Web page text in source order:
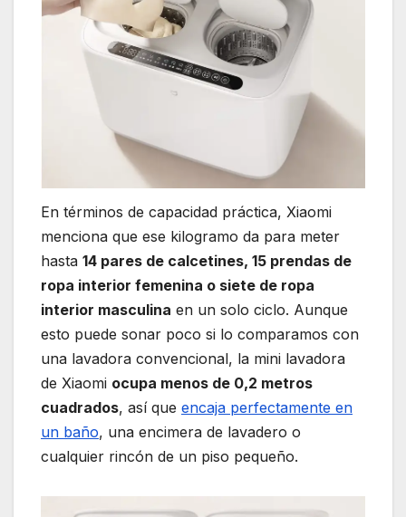
En términos de capacidad práctica, Xiaomi
menciona que ese kilogramo da para meter
hasta 14 pares de calcetines, 15 prendas de
ropa interior femenina o siete de ropa
interior masculina en un solo ciclo. Aunque
esto puede sonar poco si lo comparamos con
una lavadora convencional, la mini lavadora
de Xiaomi ocupa menos de 0,2 metros
cuadrados, así que encaja perfectamente en
un baño, una encimera de lavadero o
cualquier rincón de un piso pequeño.